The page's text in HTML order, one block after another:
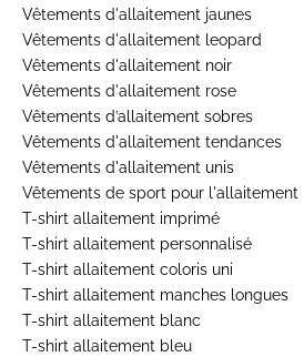
Vêtements d'allaitement jaunes
Vêtements d'allaitement leopard
Vêtements d'allaitement noir
Vêtements d'allaitement rose
Vêtements d’allaitement sobres
Vêtements d'allaitement tendances
Vêtements d'allaitement unis
Vêtements de sport pour l'allaitement
T-shirt allaitement imprimé
T-shirt allaitement personnalisé
T-shirt allaitement coloris uni
T-shirt allaitement manches longues
T-shirt allaitement blanc
T-shirt allaitement bleu